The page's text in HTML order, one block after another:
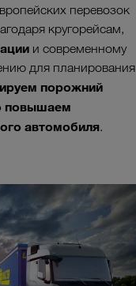
перевозок
кругорейсам,
и современному
для планирования
порожний
повышаем
автомобиля.